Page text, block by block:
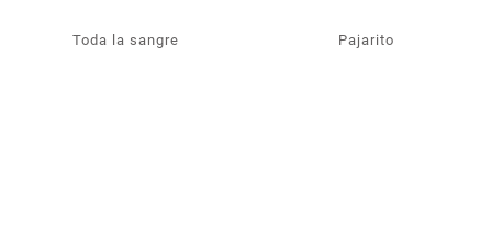
Toda la sangre Pajarito